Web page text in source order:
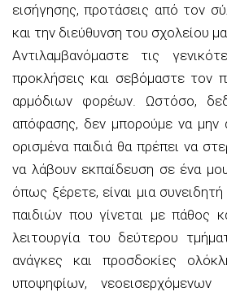
εισήγησης, προτάσεις από τον
και την διεύθυνση του σχολείου
Αντιλαμβανόμαστε τις
προκλήσεις και σεβόμαστε τον
αρμόδιων φορέων. Ωστόσο,
απόφασης, δεν μπορούμε να μην
ορισμένα παιδιά θα πρέπει να
να λάβουν εκπαίδευση σε ένα
όπως ξέρετε, είναι μια
παιδιών που γίνεται με πάθος
λειτουργία του δεύτερου
ανάγκες και προσδοκίες
υποψηφίων,